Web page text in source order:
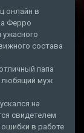
онлайн в
Ферро
состава
папа
любящий муж
на
свидетелем
в работе